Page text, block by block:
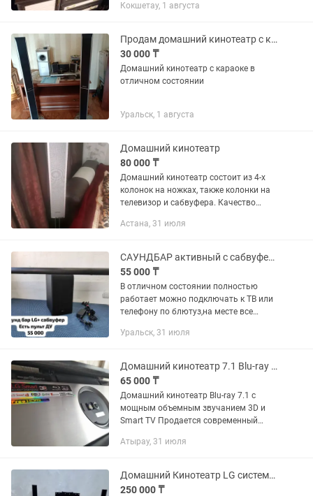
Кокшетау, 1 августа
Продам домашний кинотеатр с караоке
30 000 ₸
Домашний кинотеатр с караоке в
отличном состоянии
Уральск, 1 августа
Домашний кинотеатр
80 000 ₸
Домашний кинотеатр состоит из 4-х
колонок на ножках, также колонки на
телевизор и сабвуфера. Качество
Астана, 31 июля
САУНДБАР активный с сабвуфер/Bluetooth/hdmi/мощный/почти новый/краска.
55 000 ₸
В отличном состоянии полностью
работает можно подключать к ТВ или
телефону по блютуз,на месте все
телевизоры и многая другая бытовая
Уральск, 31 июля
Домашний кинотеатр 7.1 Blu-ray 3D со SMART TV мощность 1 200 V
65 000 ₸
Домашний кинотеатр Blu-ray 7.1 с
мощным объемным звучанием 3D и
Smart TV Продается современный
уровня с поддержкой Blu-ray 3D,
Атырау, 31 июля
Домашний Кинотеатр LG система Мощная Караоке
250 000 ₸